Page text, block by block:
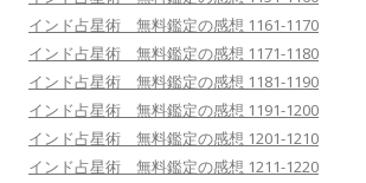
インド占星術 無料鑑定の感想 1161-1170
インド占星術 無料鑑定の感想 1171-1180
インド占星術 無料鑑定の感想 1181-1190
インド占星術 無料鑑定の感想 1191-1200
インド占星術 無料鑑定の感想 1201-1210
インド占星術 無料鑑定の感想 1211-1220